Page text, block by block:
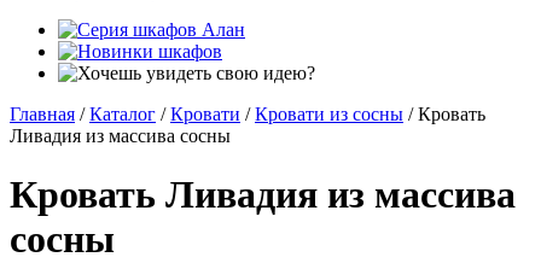
Главная / Каталог / Кровати / Кровати из сосны / Кровать
Ливадия из массива сосны
Кровать Ливадия из массива
сосны